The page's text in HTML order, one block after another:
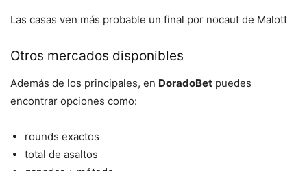
Las casas ven más probable un final por nocaut de Malott
Otros mercados disponibles
Además de los principales, en DoradoBet puedes
encontrar opciones como:
rounds exactos
total de asaltos